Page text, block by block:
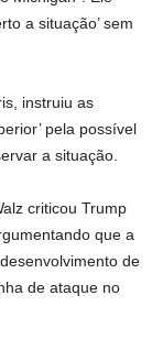
a situação’ sem
instruiu as
pela possível
a situação.
criticou Trump
que a
de
de ataque no